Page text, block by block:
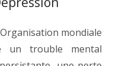
mondiale
un trouble mental